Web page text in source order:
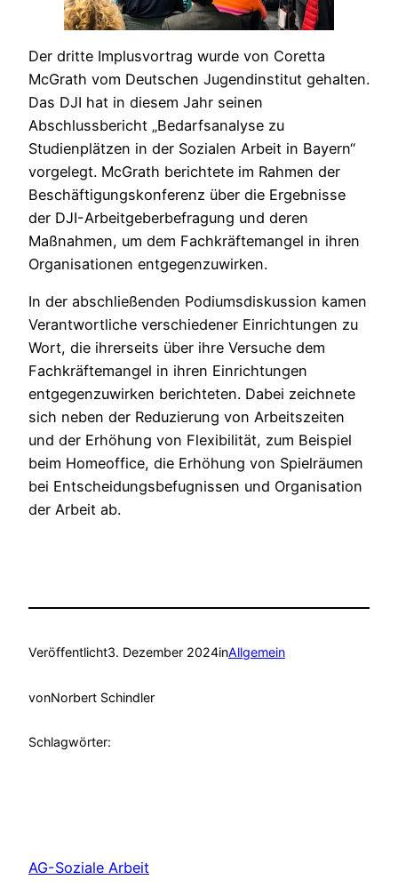
Der dritte Implusvortrag wurde von Coretta
McGrath vom Deutschen Jugendinstitut gehalten.
Das DJI hat in diesem Jahr seinen
Abschlussbericht „Bedarfsanalyse zu
Studienplätzen in der Sozialen Arbeit in Bayern“
vorgelegt. McGrath berichtete im Rahmen der
Beschäftigungskonferenz über die Ergebnisse
der DJI-Arbeitgeberbefragung und deren
Maßnahmen, um dem Fachkräftemangel in ihren
Organisationen entgegenzuwirken.
In der abschließenden Podiumsdiskussion kamen
Verantwortliche verschiedener Einrichtungen zu
Wort, die ihrerseits über ihre Versuche dem
Fachkräftemangel in ihren Einrichtungen
entgegenzuwirken berichteten. Dabei zeichnete
sich neben der Reduzierung von Arbeitszeiten
und der Erhöhung von Flexibilität, zum Beispiel
beim Homeoffice, die Erhöhung von Spielräumen
bei Entscheidungsbefugnissen und Organisation
der Arbeit ab.
Veröffentlicht3. Dezember 2024inAllgemein
vonNorbert Schindler
Schlagwörter:
AG-Soziale Arbeit